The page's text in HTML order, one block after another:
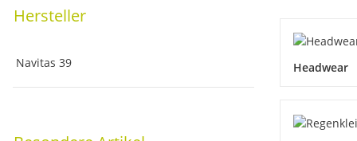
Headwear
Hersteller
Navitas 39